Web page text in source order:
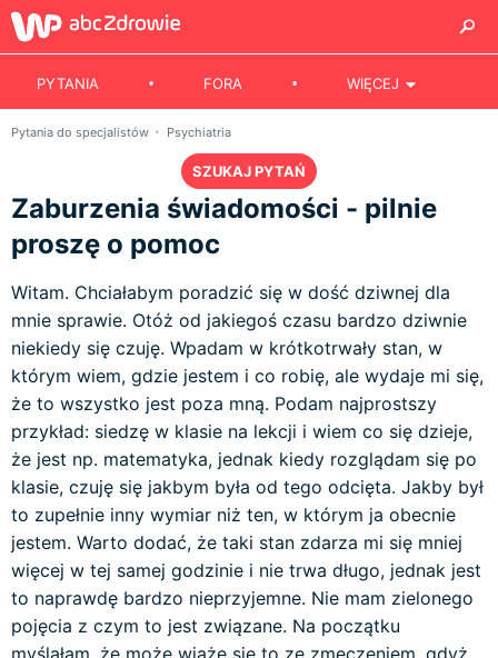
PYTANIA FORA WIĘCEJ
Pytania do specjalistów Psychiatria
SZUKAJ PYTAŃ
Zaburzenia świadomości - pilnie
proszę o pomoc
Witam. Chciałabym poradzić się w dość dziwnej dla
mnie sprawie. Otóż od jakiegoś czasu bardzo dziwnie
niekiedy się czuję. Wpadam w krótkotrwały stan, w
którym wiem, gdzie jestem i co robię, ale wydaje mi się,
że to wszystko jest poza mną. Podam najprostszy
przykład: siedzę w klasie na lekcji i wiem co się dzieje,
że jest np. matematyka, jednak kiedy rozglądam się po
klasie, czuję się jakbym była od tego odcięta. Jakby był
to zupełnie inny wymiar niż ten, w którym ja obecnie
jestem. Warto dodać, że taki stan zdarza mi się mniej
więcej w tej samej godzinie i nie trwa długo, jednak jest
to naprawdę bardzo nieprzyjemne. Nie mam zielonego
pojęcia z czym to jest związane. Na początku
myślałam, że może wiąże się to ze zmęczeniem, gdyż